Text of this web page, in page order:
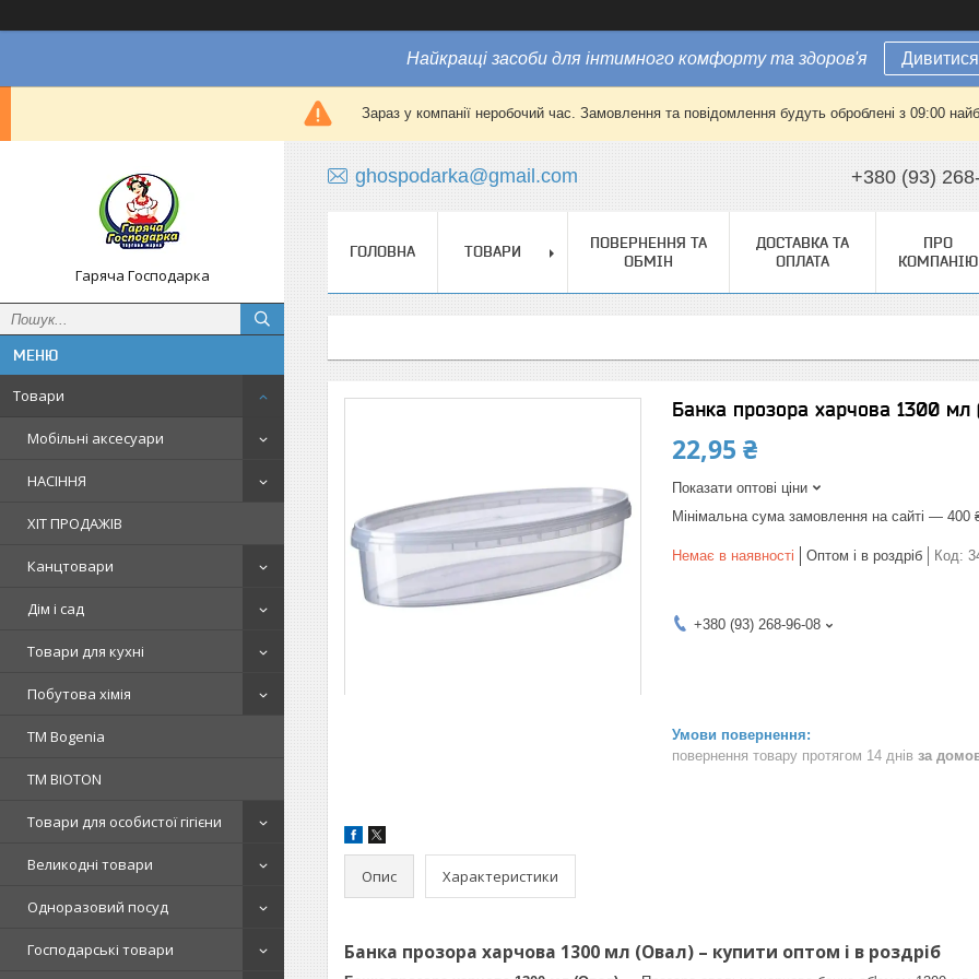
Найкращі засоби для інтимного комфорту та здоров'я
Зараз у компанії неробочий час. Замовлення та повідомлення будуть оброблені з 09:00
Гаряча Господарка
Товари
Мобільні аксесуари
НАСІННЯ
ХІТ ПРОДАЖІВ
Канцтовари
Дім і сад
Товари для кухні
Побутова хімія
ТМ Bogenia
ТМ BIOTON
Товари для особистої гігієни
Великодні товари
Одноразовий посуд
Господарські товари
ghospodarka@gmail.com +380 (93)
ГОЛОВНА ТОВАРИ
ПОВЕРНЕННЯ ТА
ОБМІН
ДОСТАВКА ТА
ОПЛАТА
ПРО
КОМПАНІЮ
Банка прозора харчова 1300
22,95 ₴
Показати оптові ціни
Мінімальна сума замовлення на сайті — 400
Немає в наявності Оптом і в роздріб Код:
+380 (93) 268-96-08
повернення товару протягом 14 днів за
Опис Характеристики
Банка прозора харчова 1300 мл (Овал) – купити оптом і в роздріб